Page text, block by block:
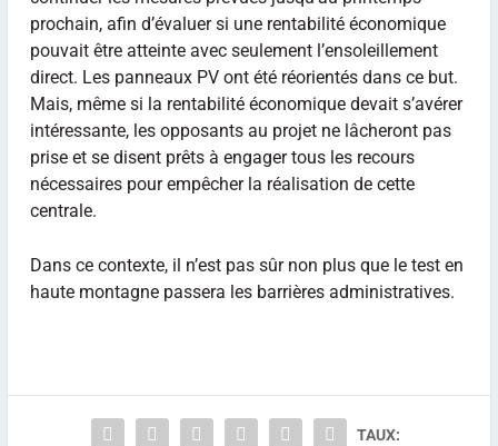
prochain, afin d’évaluer si une rentabilité économique
pouvait être atteinte avec seulement l’ensoleillement
direct. Les panneaux PV ont été réorientés dans ce but.
Mais, même si la rentabilité économique devait s’avérer
intéressante, les opposants au projet ne lâcheront pas
prise et se disent prêts à engager tous les recours
nécessaires pour empêcher la réalisation de cette
centrale.
Dans ce contexte, il n’est pas sûr non plus que le test en
haute montagne passera les barrières administratives.
TAUX: